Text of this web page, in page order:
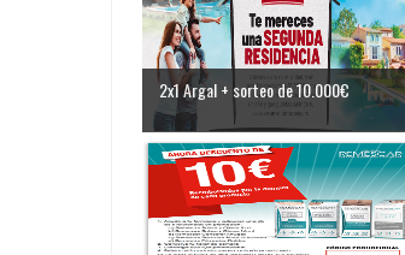
2x1 Argal + sorteo de 10.000€